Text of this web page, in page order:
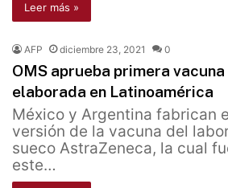
Leer más »
AFP diciembre 23, 2021 0
OMS aprueba primera
elaborada en Latinoamérica
México y Argentina fabrican
versión de la vacuna del
sueco AstraZeneca, la cual
este…